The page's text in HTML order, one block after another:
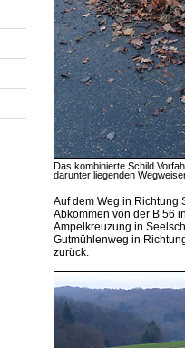
Das kombinierte Schild
darunter liegenden
Auf dem Weg in Richtung
Abkommen von der B 56
Ampelkreuzung in
Gutmühlenweg in
zurück.